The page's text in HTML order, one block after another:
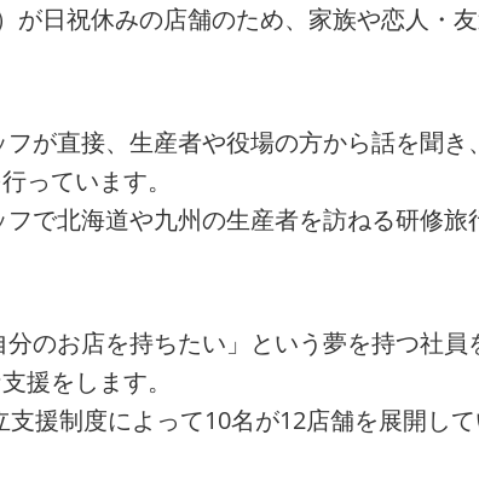
が日祝休みの店舗のため、家族や恋人・
フが直接、生産者や役場の方から話を聞
っています。
フで北海道や九州の生産者を訪ねる研修旅
分のお店を持ちたい」という夢を持つ社
援をします。
支援制度によって10名が12店舗を展開して